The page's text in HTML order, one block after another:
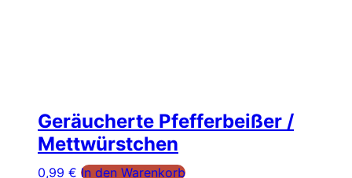
Geräucherte Pfefferbeißer /
Mettwürstchen
0,99 € In den Warenkorb